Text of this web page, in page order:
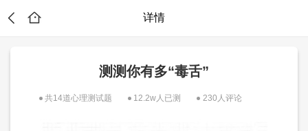
详情
测测你有多“毒舌”
共14道心理测试题 12.2w人已测 230人评论